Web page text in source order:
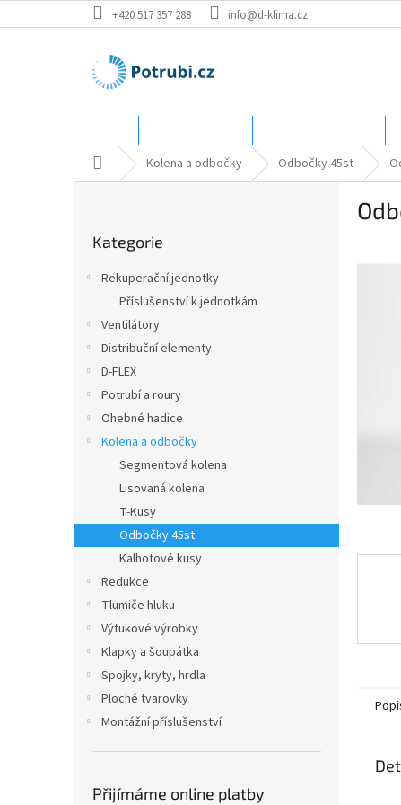
na
+420 517 357 288 info@d-klima.cz
Domů Kolena a odbočky Odbočky 45st
kategorie
Kategorie
Rekuperační jednotky
Příslušenství k jednotkám
Ventilátory
Distribuční elementy
D-FLEX
Potrubí a roury
Ohebné hadice
Kolena a odbočky
Segmentová kolena
Lisovaná kolena
T-Kusy
Odbočky 45st
Kalhotové kusy
Redukce
Tlumiče hluku
Výfukové výrobky
Klapky a šoupátka
Spojky, kryty, hrdla
Ploché tvarovky
Montážní příslušenství
Přijímáme online platby